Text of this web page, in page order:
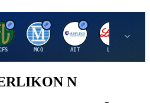
F M
MCO
A
AIT
N